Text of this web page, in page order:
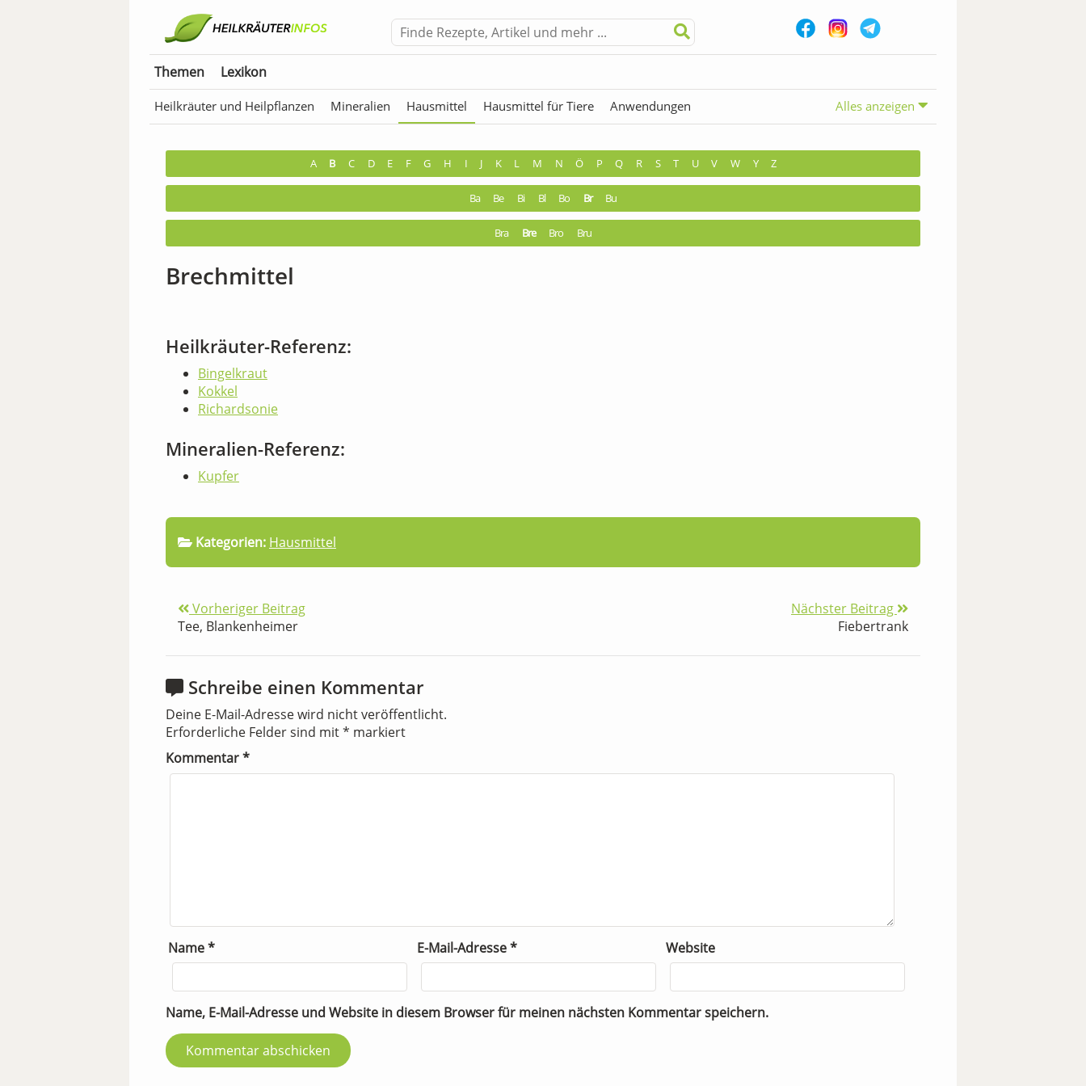
Themen Lexikon
Heilkräuter und Heilpflanzen Mineralien Hausmittel Hausmittel für Tiere Anwendungen Alles anzeigen
A B C D E F G H I J K L M N Ö P Q R S T U V W Y Z
Ba Be Bi Bl Bo Br Bu
Bra Bre Bro Bru
Brechmittel
Heilkräuter-Referenz:
Bingelkraut
Kokkel
Richardsonie
Mineralien-Referenz:
Kupfer
Kategorien: Hausmittel
Vorheriger Beitrag
Tee, Blankenheimer
Nächster Beitrag
Fiebertrank
Schreibe einen Kommentar
Deine E-Mail-Adresse wird nicht veröffentlicht.
Erforderliche Felder sind mit* markiert
Kommentar*
Name* E-Mail-Adresse* Website
Name, E-Mail-Adresse und Website in diesem Browser für meinen nächsten Kommentar speichern.